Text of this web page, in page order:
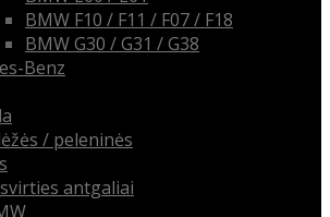
BMW F10 / F11 / F07 / F18
BMW G30 / G31 / G38
Benz
/ peleninės
antgaliai